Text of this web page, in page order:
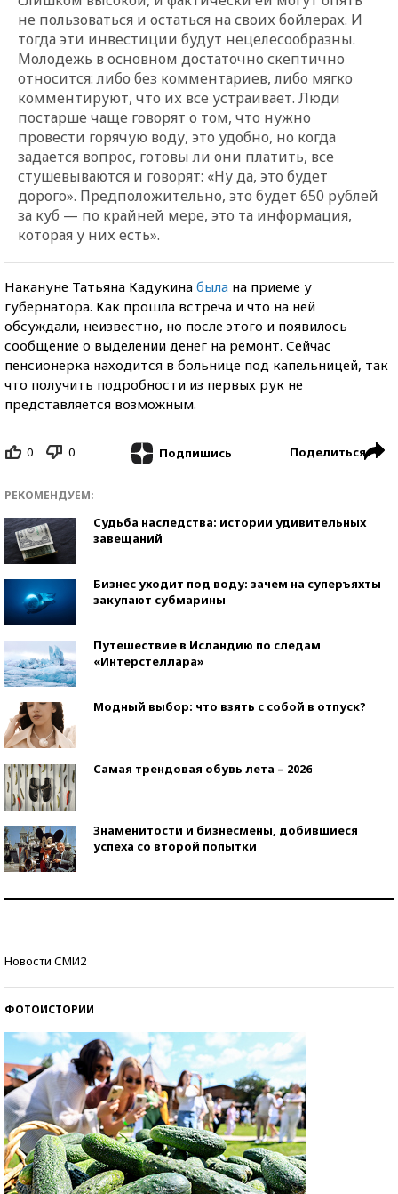
не пользоваться и остаться на своих бойлерах. И
тогда эти инвестиции будут нецелесообразны.
Молодежь в основном достаточно скептично
относится: либо без комментариев, либо мягко
комментируют, что их все устраивает. Люди
постарше чаще говорят о том, что нужно
провести горячую воду, это удобно, но когда
задается вопрос, готовы ли они платить, все
стушевываются и говорят: «Ну да, это будет
дорого». Предположительно, это будет 650 рублей
за куб — по крайней мере, это та информация,
которая у них есть».
Накануне Татьяна Кадукина была на приеме у
губернатора. Как прошла встреча и что на ней
обсуждали, неизвестно, но после этого и появилось
сообщение о выделении денег на ремонт. Сейчас
пенсионерка находится в больнице под капельницей, так
что получить подробности из первых рук не
представляется возможным.
0 0 Подпишись Поделиться
РЕКОМЕНДУЕМ:
Судьба наследства: истории удивительных
завещаний
Бизнес уходит под воду: зачем на суперъяхты
закупают субмарины
Путешествие в Исландию по следам
«Интерстеллара»
Модный выбор: что взять с собой в отпуск?
Самая трендовая обувь лета – 2026
Знаменитости и бизнесмены, добившиеся
успеха со второй попытки
Новости СМИ2
ФОТОИСТОРИИ